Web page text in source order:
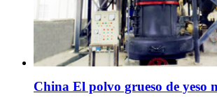
China El polvo grueso de